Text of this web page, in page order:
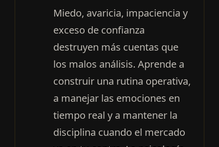
Miedo, avaricia, impaciencia y
exceso de confianza
destruyen más cuentas que
los malos análisis. Aprende a
construir una rutina operativa,
a manejar las emociones en
tiempo real y a mantener la
disciplina cuando el mercado